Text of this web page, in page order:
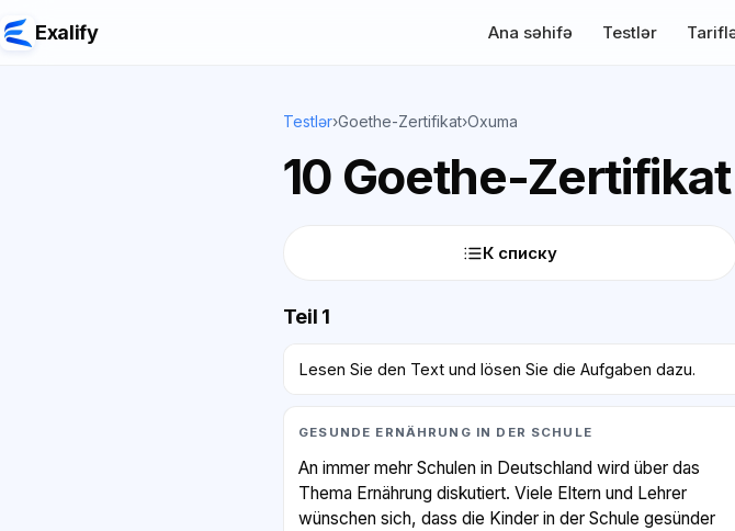
Exalify Ana səhifə Testlər
Testlər›Goethe-Zertifikat›Oxuma
10 Goethe-Zertifikat
К списку
Teil 1
Lesen Sie den Text und lösen Sie die Aufgaben dazu.
GESUNDE ERNÄHRUNG IN DER SCHULE
An immer mehr Schulen in Deutschland wird über das
Thema Ernährung diskutiert. Viele Eltern und Lehrer
wünschen sich, dass die Kinder in der Schule gesünder